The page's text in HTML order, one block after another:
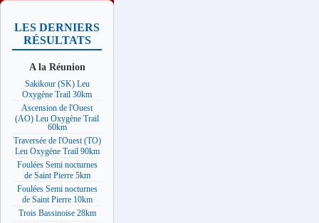
LES DERNIERS
RÉSULTATS
A la Réunion
Sakikour (SK) Leu
Oxygène Trail 30km
Ascension de l'Ouest
(AO) Leu Oxygène Trail
60km
Traversée de l'Ouest (TO)
Leu Oxygène Trail 90km
Foulées Semi nocturnes
de Saint Pierre 5km
Foulées Semi nocturnes
de Saint Pierre 10km
Trois Bassinoise 28km